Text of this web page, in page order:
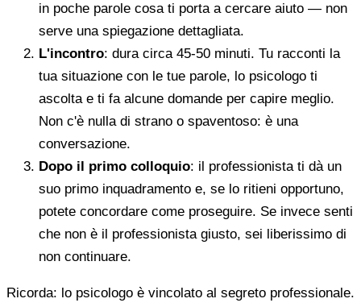
in poche parole cosa ti porta a cercare aiuto — non
serve una spiegazione dettagliata.
L'incontro: dura circa 45-50 minuti. Tu racconti la
tua situazione con le tue parole, lo psicologo ti
ascolta e ti fa alcune domande per capire meglio.
Non c'è nulla di strano o spaventoso: è una
conversazione.
Dopo il primo colloquio: il professionista ti dà un
suo primo inquadramento e, se lo ritieni opportuno,
potete concordare come proseguire. Se invece senti
che non è il professionista giusto, sei liberissimo di
non continuare.
Ricorda: lo psicologo è vincolato al segreto professionale.